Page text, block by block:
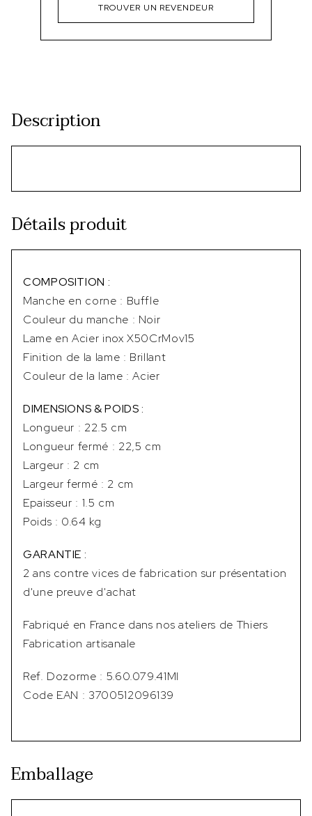
TROUVER UN REVENDEUR
Description
Détails produit
COMPOSITION :
Manche en corne : Buffle
Couleur du manche : Noir
Lame en Acier inox X50CrMov15
Finition de la lame : Brillant
Couleur de la lame : Acier
DIMENSIONS & POIDS :
Longueur : 22.5 cm
Longueur fermé : 22,5 cm
Largeur : 2 cm
Largeur fermé : 2 cm
Epaisseur : 1.5 cm
Poids : 0.64 kg
GARANTIE :
2 ans contre vices de fabrication sur présentation
d'une preuve d'achat
Fabriqué en France dans nos ateliers de Thiers
Fabrication artisanale
Ref. Dozorme : 5.60.079.41MI
Code EAN : 3700512096139
Emballage